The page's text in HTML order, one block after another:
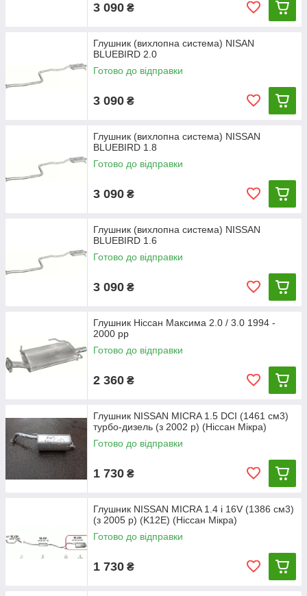
3 090 ₴
Глушник (вихлопна система) NISAN
BLUEBIRD 2.0
Готово до відправки
3 090 ₴
Глушник (вихлопна система) NISSAN
BLUEBIRD 1.8
Готово до відправки
3 090 ₴
Глушник (вихлопна система) NISSAN
BLUEBIRD 1.6
Готово до відправки
3 090 ₴
Глушник Ніссан Максима 2.0 / 3.0 1994 -
2000 рр
Готово до відправки
2 360 ₴
Глушник NISSAN MICRA 1.5 DCI (1461 см3)
турбо-дизель (з 2002 р) (Ніссан Мікра)
Готово до відправки
1 730 ₴
Глушник NISSAN MICRA 1.4 i 16V (1386 см3)
(з 2005 р) (K12E) (Ніссан Мікра)
Готово до відправки
1 730 ₴